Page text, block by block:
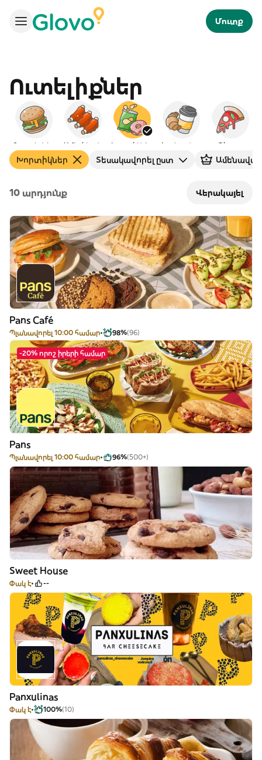
Մուտք
Ուտելիքներ
Բուրգերներ Ամերիկյան Խորտիկներ Նախաճաշ Պիցցա
Խորտիկներ Տեսակավորել ըստ
10 արդյունք Վերակայել
Pans Café
Պլանավորել 10:00 համար 98%(96)
-20% որոշ իրերի համար
Pans
Պլանավորել 10:00 համար 96%(500+)
Sweet House
Փակ է --
Panxulinas
Փակ է 100%(10)